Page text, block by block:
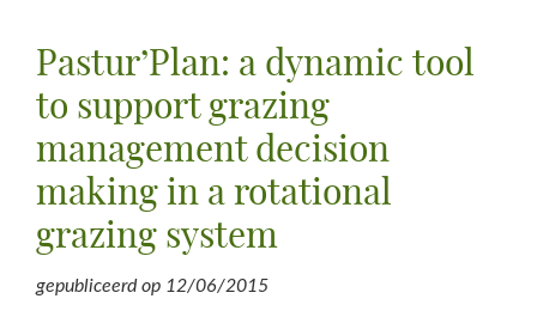
en
Voederbouw
Pastur’Plan: a dynamic tool
to support grazing
management decision
making in a rotational
grazing system
gepubliceerd op 12/06/2015